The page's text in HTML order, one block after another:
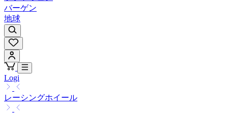
バーゲン
地球
Logi
レーシングホイール